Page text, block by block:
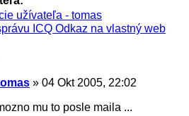
užívateľa - tomas
ICQ Odkaz na vlastný web
» 04 Okt 2005, 22:02
mu to posle maila ...